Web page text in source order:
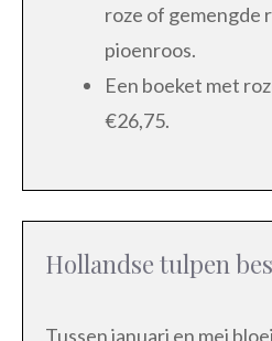
roze of gemengde
pioenroos.
Een boeket met
€26,75.
Hollandse tulpen
Tussen januari en mei